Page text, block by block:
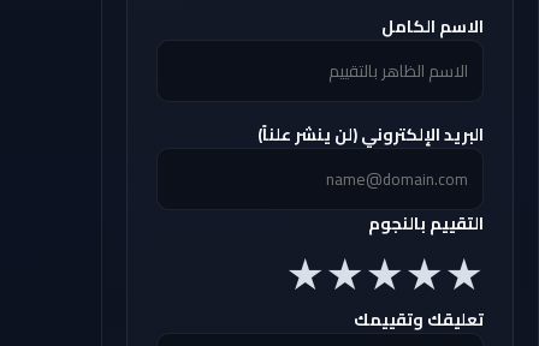
الاسم الكامل
البريد الإلكتروني (لن ينشر علناً)
التقييم بالنجوم
تعليقك وتقييمك